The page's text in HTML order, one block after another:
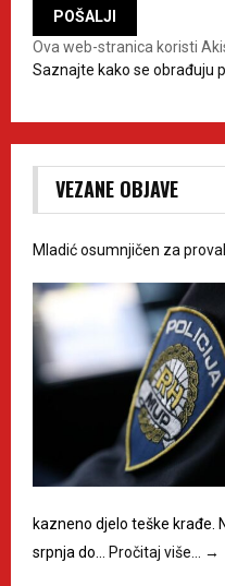
Ova web-stranica koristi
Saznajte kako se obrađuju
VEZANE OBJAVE
Mladić osumnjičen za
kazneno djelo teške krađe.
srpnja do… Pročitaj više… →